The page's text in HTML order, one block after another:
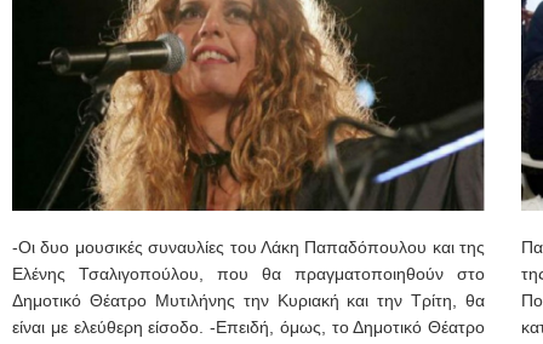
-Οι δυο μουσικές συναυλίες του Λάκη Παπαδόπουλου και της
Ελένης Τσαλιγοπούλου, που θα πραγματοποιηθούν στο
Δημοτικό Θέατρο Μυτιλήνης την Κυριακή και την Τρίτη, θα
είναι με ελεύθερη είσοδο. -Επειδή, όμως, το Δημοτικό Θέατρο